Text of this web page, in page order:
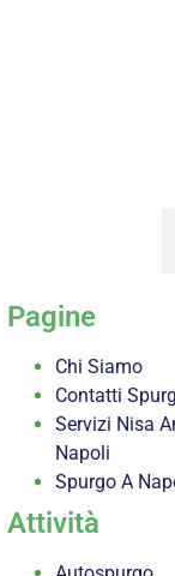
Pagine
Chi Siamo
Contatti
Servizi Nisa
Napoli
Spurgo A
Attività